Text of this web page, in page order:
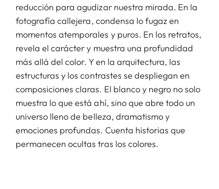
reducción para agudizar nuestra mirada. En la
fotografía callejera, condensa lo fugaz en
momentos atemporales y puros. En los retratos,
revela el carácter y muestra una profundidad
más allá del color. Y en la arquitectura, las
estructuras y los contrastes se despliegan en
composiciones claras. El blanco y negro no solo
muestra lo que está ahí, sino que abre todo un
universo lleno de belleza, dramatismo y
emociones profundas. Cuenta historias que
permanecen ocultas tras los colores.